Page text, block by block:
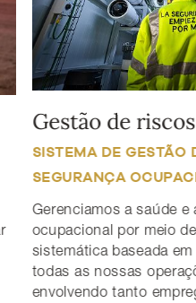
Gestão de riscos
SISTEMA DE GESTÃO
SEGURANÇA
Gerenciamos a saúde e
ocupacional por meio
sistemática baseada
todas as nossas
envolvendo tanto